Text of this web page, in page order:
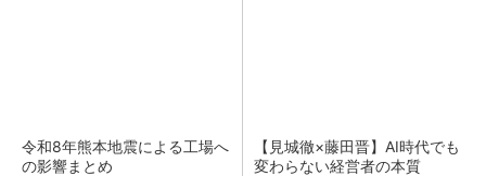
令和8年熊本地震による工場へ
の影響まとめ
【見城徹×藤田晋】AI時代でも
変わらない経営者の本質